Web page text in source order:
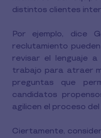
distintos clientes
Por ejemplo, dice
reclutamiento
revisar el lenguaje
trabajo para atraer
preguntas que
candidatos
agilicen el proceso
Ciertamente,